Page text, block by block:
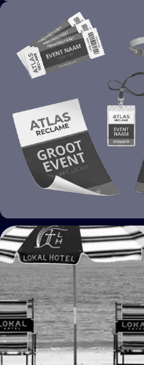
VERPAKKINGEN
EVENEMENTEN